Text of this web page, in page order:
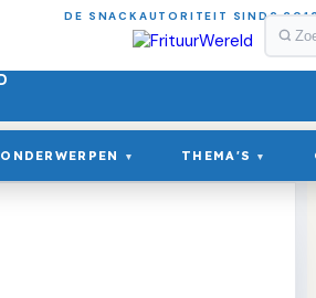
DE SNACKAUTORITEIT SINDS
ONDERWERPEN ▾ THEMA'S ▾